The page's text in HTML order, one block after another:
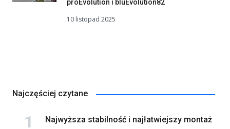
proEvolution i bluEvolution82
10 listopad 2025
Najczęściej czytane
Najwyższa stabilność i najłatwiejszy montaż